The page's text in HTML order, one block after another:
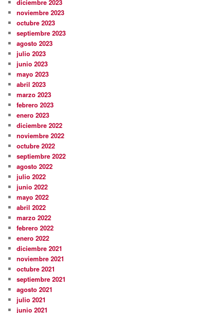
diciembre 2023
noviembre 2023
octubre 2023
septiembre 2023
agosto 2023
julio 2023
junio 2023
mayo 2023
abril 2023
marzo 2023
febrero 2023
enero 2023
diciembre 2022
noviembre 2022
octubre 2022
septiembre 2022
agosto 2022
julio 2022
junio 2022
mayo 2022
abril 2022
marzo 2022
febrero 2022
enero 2022
diciembre 2021
noviembre 2021
octubre 2021
septiembre 2021
agosto 2021
julio 2021
junio 2021